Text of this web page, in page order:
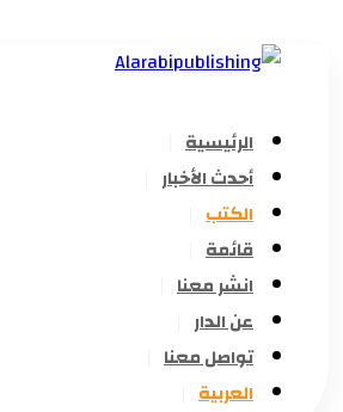
الرئيسية
أحدث الأخبار
الكتب
قائمة
انشر معنا
عن الدار
تواصل معنا
العربية